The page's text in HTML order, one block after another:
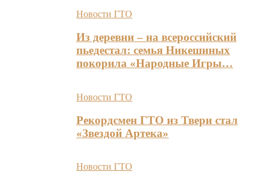
Новости ГТО
Из деревни – на всероссийский
пьедестал: семья Никешиных
покорила «Народные Игры…
Новости ГТО
Рекордсмен ГТО из Твери стал
«Звездой Артека»
Новости ГТО